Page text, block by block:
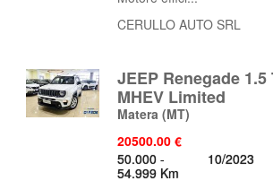
CERULLO AUTO SRL
JEEP Renegade
MHEV Limited
Matera (MT)
20500.00 €
50.000 -
54.999 Km
10/2023